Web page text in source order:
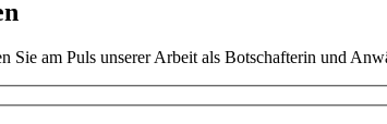
Sie am Puls unserer Arbeit als Botschafterin und